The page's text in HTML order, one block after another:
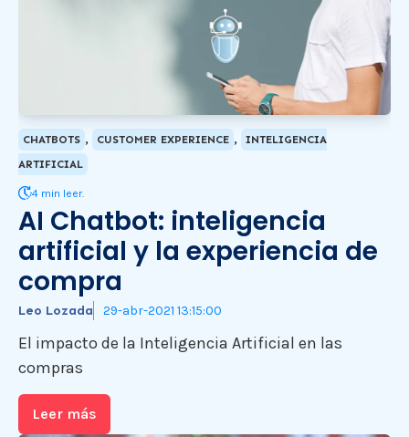
CHATBOTS , CUSTOMER EXPERIENCE ,
INTELIGENCIA
ARTIFICIAL
4 min leer.
AI Chatbot: inteligencia
artificial y la experiencia de
compra
Leo Lozada 29-abr-2021 13:15:00
El impacto de la Inteligencia Artificial en las
compras
Leer más